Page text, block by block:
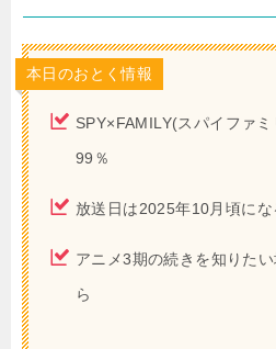
本日のおとく情報
SPY×FAMILY(スパイファ
99％
放送日は2025年10月頃にな
アニメ3期の続きを知りた
ら